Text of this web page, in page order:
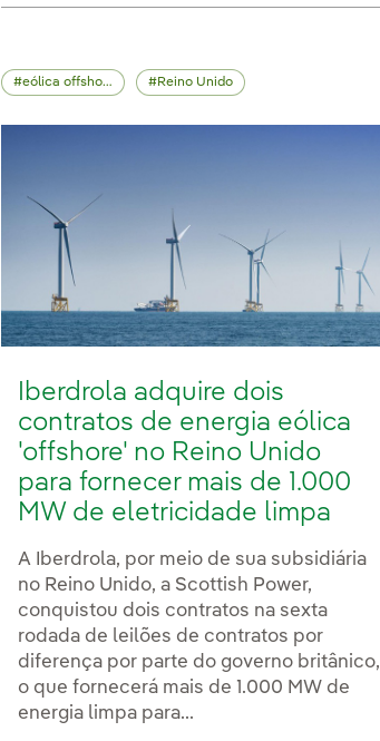
eólica offshore Reino Unido
Iberdrola adquire dois
contratos de energia eólica
'offshore' no Reino Unido
para fornecer mais de 1.000
MW de eletricidade limpa
A Iberdrola, por meio de sua subsidiária
no Reino Unido, a Scottish Power,
conquistou dois contratos na sexta
rodada de leilões de contratos por
diferença por parte do governo britânico,
o que fornecerá mais de 1.000 MW de
energia limpa para...